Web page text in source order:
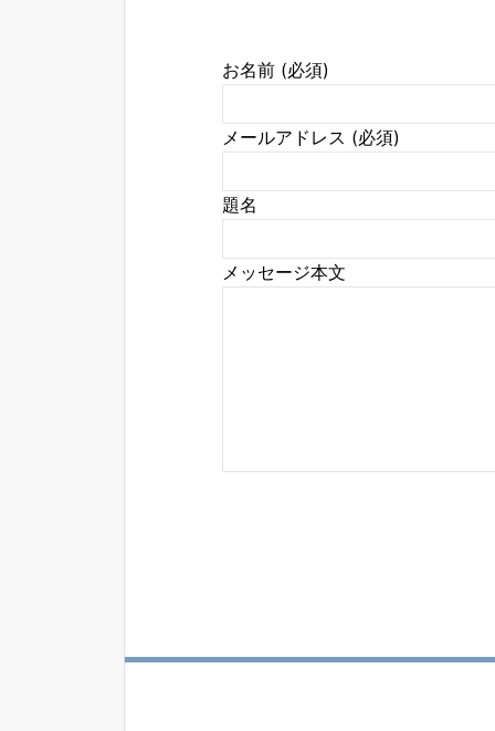
お名前 (必須)
メールアドレス (必須)
題名
メッセージ本文